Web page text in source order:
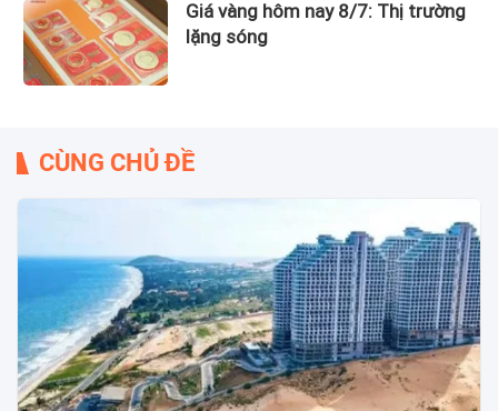
Giá vàng hôm nay 8/7: Thị trường
lặng sóng
CÙNG CHỦ ĐỀ